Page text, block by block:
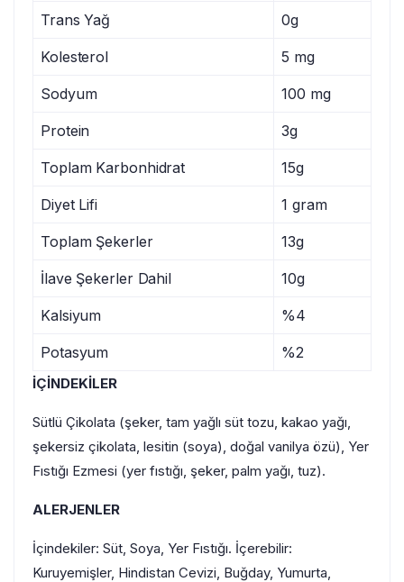
Trans Yağ 0g
Kolesterol 5 mg
Sodyum 100 mg
Protein 3g
Toplam Karbonhidrat 15g
Diyet Lifi 1 gram
Toplam Şekerler 13g
İlave Şekerler Dahil 10g
Kalsiyum %4
Potasyum %2
İÇİNDEKİLER
Sütlü Çikolata (şeker, tam yağlı süt tozu, kakao yağı,
şekersiz çikolata, lesitin (soya), doğal vanilya özü), Yer
Fıstığı Ezmesi (yer fıstığı, şeker, palm yağı, tuz).
ALERJENLER
İçindekiler: Süt, Soya, Yer Fıstığı. İçerebilir:
Kuruyemişler, Hindistan Cevizi, Buğday, Yumurta,